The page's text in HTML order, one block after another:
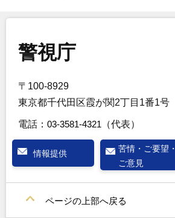
警視庁
〒100-8929
東京都千代田区霞が関2丁目1番1号
電話： 03-3581-4321 （代表）
情報提供
苦情・ご要望・
ご意見
ページの上部へ戻る